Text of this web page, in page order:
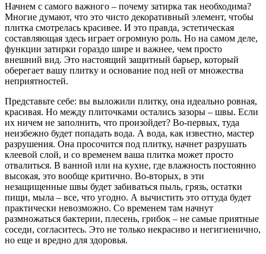
Начнем с самого важного – почему затирка так необходима?
Многие думают, что это чисто декоративный элемент, чтобы
плитка смотрелась красивее. И это правда, эстетическая
составляющая здесь играет огромную роль. Но на самом деле,
функции затирки гораздо шире и важнее, чем просто
внешний вид. Это настоящий защитный барьер, который
оберегает вашу плитку и основание под ней от множества
неприятностей.
Представьте себе: вы выложили плитку, она идеально ровная,
красивая. Но между плиточками остались зазоры – швы. Если
их ничем не заполнить, что произойдет? Во-первых, туда
неизбежно будет попадать вода. А вода, как известно, мастер
разрушения. Она просочится под плитку, начнет разрушать
клеевой слой, и со временем ваша плитка может просто
отвалиться. В ванной или на кухне, где влажность постоянно
высокая, это вообще критично. Во-вторых, в эти
незащищенные швы будет забиваться пыль, грязь, остатки
пищи, мыла – все, что угодно. А вычистить это оттуда будет
практически невозможно. Со временем там начнут
размножаться бактерии, плесень, грибок – не самые приятные
соседи, согласитесь. Это не только некрасиво и негигиенично,
но еще и вредно для здоровья.